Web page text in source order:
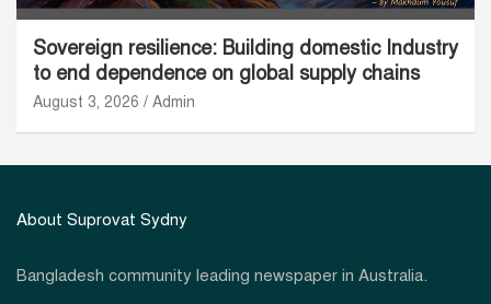
Sovereign resilience: Building domestic Industry
to end dependence on global supply chains
August 3, 2026 Admin
About Suprovat Sydny
Bangladesh community leading newspaper in Australia.